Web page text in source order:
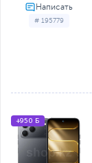
# 195779
+950 Б